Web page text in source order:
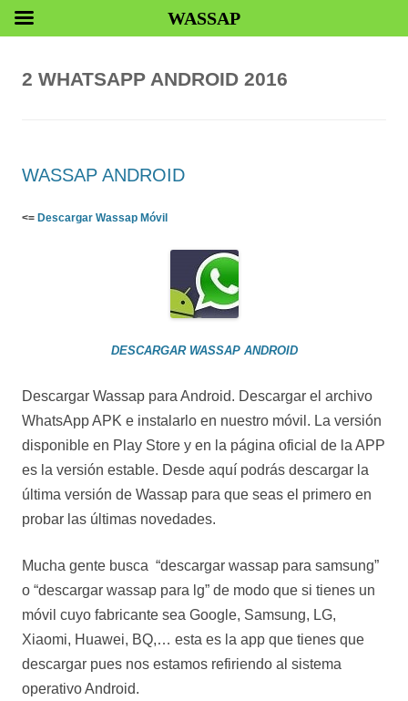
2 WHATSAPP ANDROID 2016
WASSAP ANDROID
<= Descargar Wassap Móvil
DESCARGAR WASSAP ANDROID
Descargar Wassap para Android. Descargar el archivo
WhatsApp APK e instalarlo en nuestro móvil. La versión
disponible en Play Store y en la página oficial de la APP
es la versión estable. Desde aquí podrás descargar la
última versión de Wassap para que seas el primero en
probar las últimas novedades.
Mucha gente busca “descargar wassap para samsung”
o “descargar wassap para lg” de modo que si tienes un
móvil cuyo fabricante sea Google, Samsung, LG,
Xiaomi, Huawei, BQ,… esta es la app que tienes que
descargar pues nos estamos refiriendo al sistema
operativo Android.
WASSAP